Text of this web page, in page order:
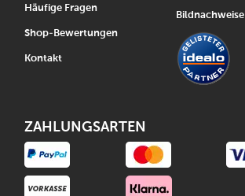
Häufige Fragen
Shop-Bewertungen
Kontakt
Bildnachweise
ZAHLUNGSARTEN